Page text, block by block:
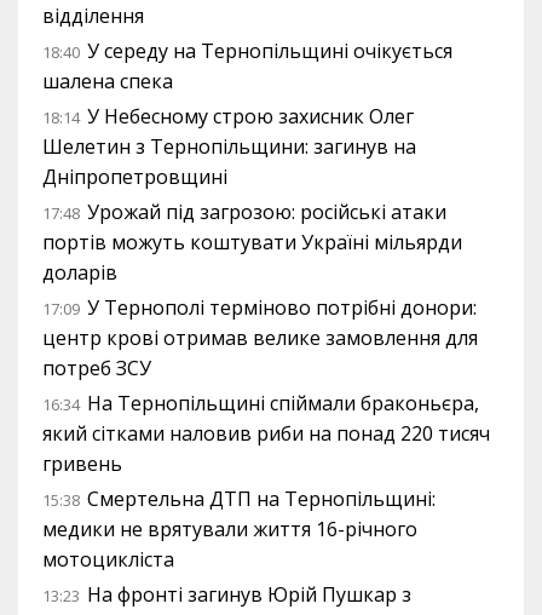
відділення
18:40 У середу на Тернопільщині очікується
шалена спека
18:14 У Небесному строю захисник Олег
Шелетин з Тернопільщини: загинув на
Дніпропетровщині
17:48 Урожай під загрозою: російські атаки
портів можуть коштувати Україні мільярди
доларів
17:09 У Тернополі терміново потрібні донори:
центр крові отримав велике замовлення для
потреб ЗСУ
16:34 На Тернопільщині спіймали браконьєра,
який сітками наловив риби на понад 220 тисяч
гривень
15:38 Смертельна ДТП на Тернопільщині:
медики не врятували життя 16-річного
мотоцикліста
13:23 На фронті загинув Юрій Пушкар з